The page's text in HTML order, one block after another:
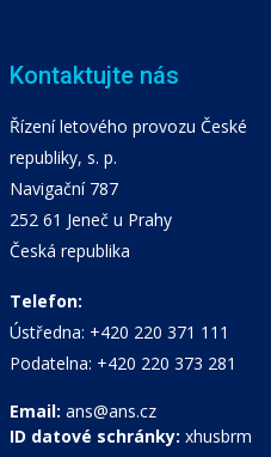
Kontaktujte nás
Řízení letového provozu České
republiky, s. p.
Navigační 787
252 61 Jeneč u Prahy
Česká republika
Telefon:
Ústředna: +420 220 371 111
Podatelna: +420 220 373 281
Email: ans@ans.cz
ID datové schránky: xhusbrm